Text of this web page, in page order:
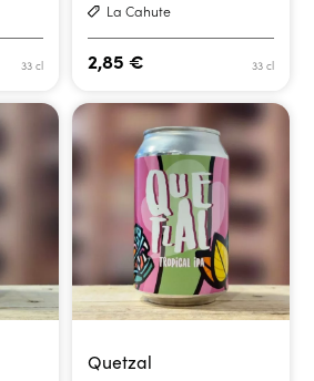
33 cl
La Cahute
33 cl
2,85 €
Quetzal